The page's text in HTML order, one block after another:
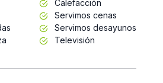
Calefacción
Servimos cenas
Servimos desayunos
Televisión